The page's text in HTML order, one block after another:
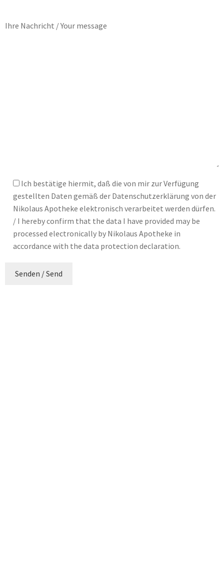
Ihre Nachricht / Your message
Ich bestätige hiermit, daß die von mir zur Verfügung
gestellten Daten gemäß der Datenschutzerklärung von der
Nikolaus Apotheke elektronisch verarbeitet werden dürfen.
/ I hereby confirm that the data I have provided may be
processed electronically by Nikolaus Apotheke in
accordance with the data protection declaration.